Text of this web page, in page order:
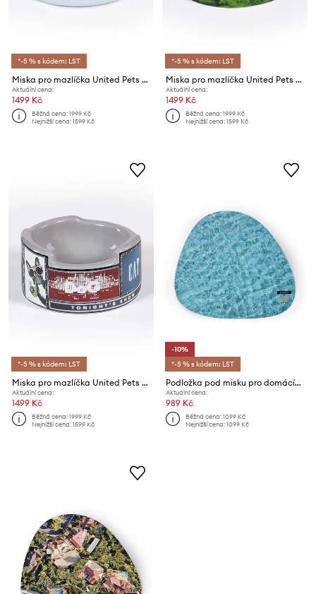
*-5 % s kódem: LST
Miska pro mazlíčka United Pets DoggyMood x Seletti
Aktuální cena:
1499 Kč
Běžná cena:1999 Kč
Nejnižší cena:1599 Kč
*-5 % s kódem: LST
Miska pro mazlíčka United Pets Les Alpes x Seletti
Aktuální cena:
1499 Kč
Běžná cena:1999 Kč
Nejnižší cena:1599 Kč
*-5 % s kódem: LST
Miska pro mazlíčka United Pets New York x Seletti
Aktuální cena:
1499 Kč
Běžná cena:1999 Kč
Nejnižší cena:1599 Kč
-10%
*-5 % s kódem: LST
Podložka pod misku pro domácího mazlíčka United Pets Maldives x Seletti
Aktuální cena:
989 Kč
Běžná cena:1099 Kč
Nejnižší cena:1099 Kč